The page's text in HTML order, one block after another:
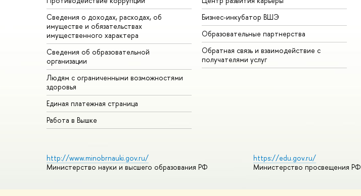
Сведения о доходах, расходах, об
имуществе и обязательствах
имущественного характера
Сведения об образовательной
организации
Людям с ограниченными возможностями
здоровья
Единая платежная страница
Работа в Вышке
Бизнес-инкубатор ВШЭ
Образовательные партнерства
Обратная связь и взаимодействие с
получателями услуг
http://www.minobrnauki.gov.ru/
Министерство науки и высшего образования РФ
https://edu.gov.ru/
Министерство просвещения РФ